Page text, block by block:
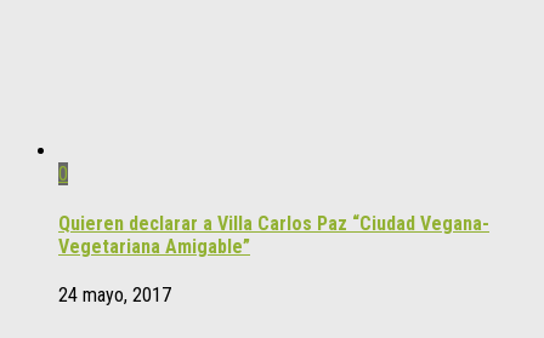
0
Quieren declarar a Villa Carlos Paz “Ciudad Vegana-
Vegetariana Amigable”
24 mayo, 2017